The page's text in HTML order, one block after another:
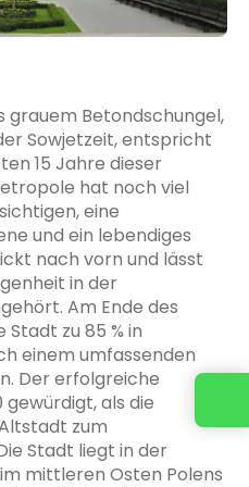
grauem Betondschungel,
Sowjetzeit, entspricht
15 Jahre dieser
hat noch viel
eine
und ein lebendiges
nach vorn und lässt
in der
Am Ende des
zu 85 % in
einem umfassenden
Der erfolgreiche
gewürdigt, als die
zum
Stadt liegt in der
mittleren Osten Polens